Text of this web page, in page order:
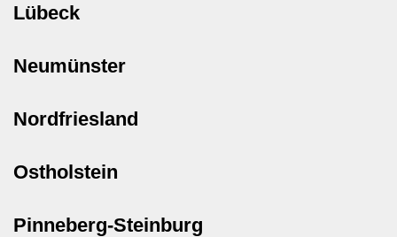
Lübeck
Neumünster
Nordfriesland
Ostholstein
Pinneberg-Steinburg